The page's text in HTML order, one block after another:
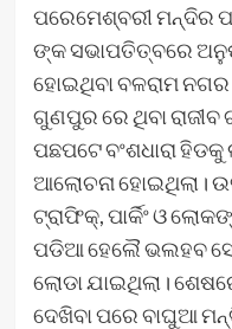
ପରେମେଶ୍ବରୀ ମନ୍ଦିର
ଙ୍କ ସଭାପତିତ୍ବରେ
ହୋଇଥିବା ବଳରାମ
ଗୁଣପୁର ରେ ଥିବା
ପଛପଟେ ବଂଶଧାରା
ଆଲୋଚନା ହୋଇଥିଲା।
ଟ୍ରାଫିକ୍, ପାର୍କିଂ ଓ
ପଡିଆ ହେଲୈ ଭଲହବ
ଲୋଡା ଯାଇଥିଲା।
ଦେଖିବା ପରେ ବାଘୁଆ